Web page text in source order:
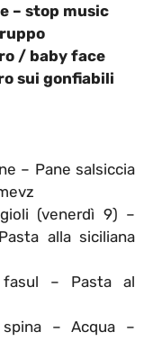
– stop music
/ baby face
sui gonfiabili
– Pane salsiccia
(venerdì 9) –
alla siciliana
– Pasta al
– Acqua –